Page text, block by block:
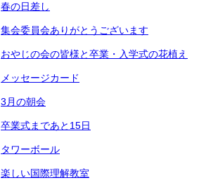
春の日差し
集会委員会ありがとうございます
おやじの会の皆様と卒業・入学式の花植え
メッセージカード
3月の朝会
卒業式まであと15日
タワーボール
楽しい国際理解教室